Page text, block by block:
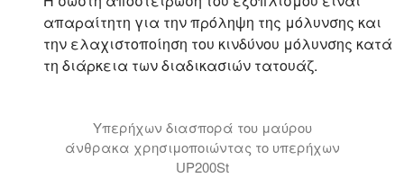
απαραίτητη για την πρόληψη της μόλυνσης και
την ελαχιστοποίηση του κινδύνου μόλυνσης κατά
τη διάρκεια των διαδικασιών τατουάζ.
Υπερήχων διασπορά του μαύρου
άνθρακα χρησιμοποιώντας το υπερήχων
UP200St